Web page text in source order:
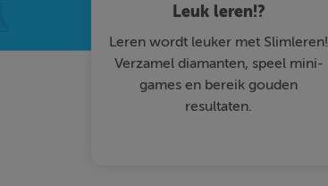
Leuk leren!?
Leren wordt leuker met Slimleren!
Verzamel diamanten, speel mini-
games en bereik gouden
resultaten.